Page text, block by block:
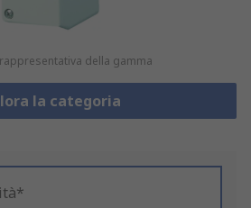
della gamma
la categoria